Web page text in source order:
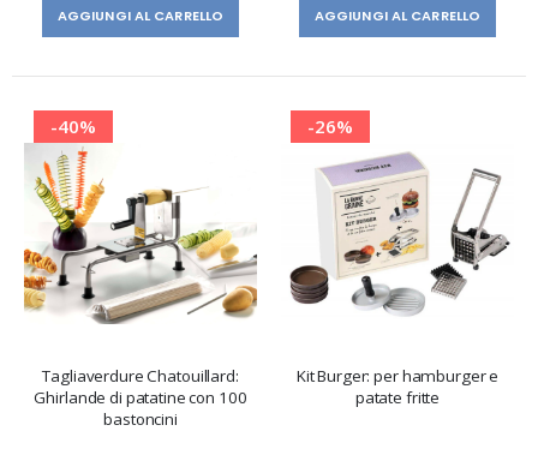
AGGIUNGI AL CARRELLO AGGIUNGI AL CARRELLO
-40%
Tagliaverdure Chatouillard:
Ghirlande di patatine con 100
bastoncini
-26%
Kit Burger: per hamburger e
patate fritte